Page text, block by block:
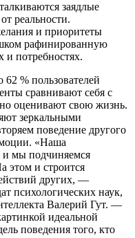
заядлые
реальности.
и приоритеты
рафинированную
и потребностях.
% пользователей
сравнивают себя с
оценивают свою жизнь.
зеркальными
поведение другого
«Наша
и мы подчиняемся
и строится
других, —
психологических наук,
Валерий Гут. —
идеальной
поведения того, кто